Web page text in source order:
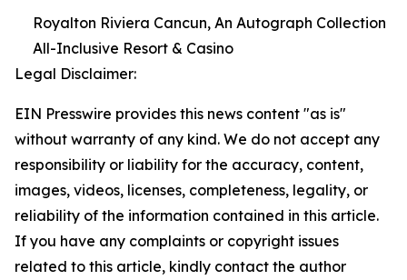
Royalton Riviera Cancun, An Autograph Collection
All-Inclusive Resort & Casino
Legal Disclaimer:
EIN Presswire provides this news content "as is"
without warranty of any kind. We do not accept any
responsibility or liability for the accuracy, content,
images, videos, licenses, completeness, legality, or
reliability of the information contained in this article.
If you have any complaints or copyright issues
related to this article, kindly contact the author